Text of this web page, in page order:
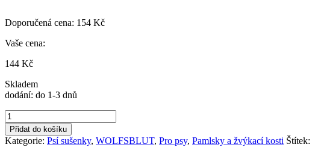
Doporučená cena: 154 Kč
Vaše cena:
144 Kč
Skladem
dodání: do 1-3 dnů
WOLFSBLUT
CRACKER
-
Black
Přidat do košíku
Kategorie: Psí sušenky, WOLFSBLUT, Pro psy, Pamlsky a žvýkací kosti Štítek: